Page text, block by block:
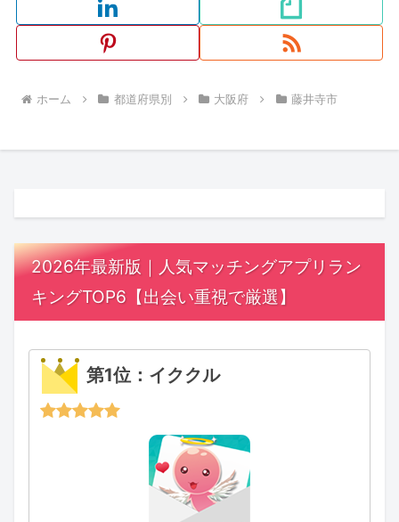
ホーム 都道府県別 大阪府 藤井寺市
2026年最新版｜人気マッチングアプリラン
キングTOP6【出会い重視で厳選】
第1位：イククル